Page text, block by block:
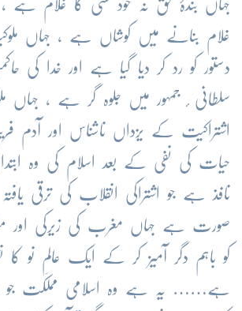
جہاں بندۂ حق نہ خود کسی کا غلام ہے ،
غلام بنانے میں کوشاں ہے ، جہاں
دستور کو رد کر دیا گیا ہے اور خدا کی
سلطانی ٔ جمہور میں جلوہ گر ہے ، جہاں
اشتراکیت کے یزداں ناشناس اور آدم
حیات کی نفی کے بعد اسلام کی وہ
نافذ ہے جو اشتراکی انقلاب کی ترقی یافتہ
صورت ہے جہاں مغرب کی زیرکی
کو باہم دگر آمیز کر کے ایک عالمِ نو کا
ہے…… یہ ہے وہ اسلامی مملکت جو